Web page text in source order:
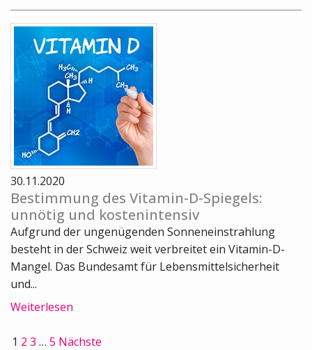
30.11.2020
Bestimmung des Vitamin-D-Spiegels:
unnötig und kostenintensiv
Aufgrund der ungenügenden Sonneneinstrahlung
besteht in der Schweiz weit verbreitet ein Vitamin-D-
Mangel. Das Bundesamt für Lebensmittelsicherheit
und...
Weiterlesen
1 2 3 … 5 Nächste